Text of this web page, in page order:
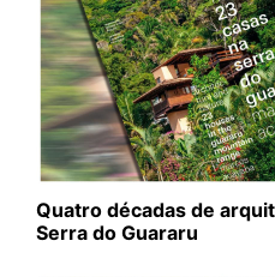
Quatro décadas de
Serra do Guararu